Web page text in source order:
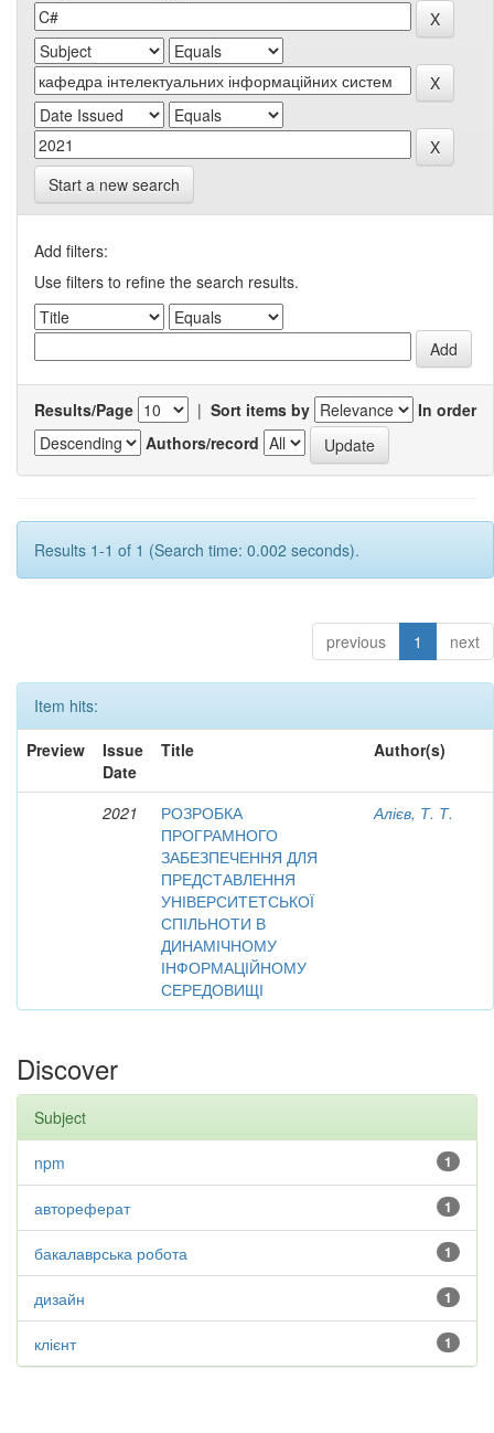
Start a new search
Add filters:
Use filters to refine the search results.
Results/Page | Sort items by
In order
Authors/record
Results 1-1 of 1 (Search time: 0.002 seconds).
previous 1 next
Item hits:
Preview
Issue
Date
Title Author(s)
2021
РОЗРОБКА
ПРОГРАМНОГО
ЗАБЕЗПЕЧЕННЯ ДЛЯ
ПРЕДСТАВЛЕННЯ
УНІВЕРСИТЕТСЬКОЇ
СПІЛЬНОТИ В
ДИНАМІЧНОМУ
ІНФОРМАЦІЙНОМУ
СЕРЕДОВИЩІ
Алієв, Т. Т.
Discover
Subject
1
npm
1
автореферат
1
бакалаврська робота
1
дизайн
1
клієнт